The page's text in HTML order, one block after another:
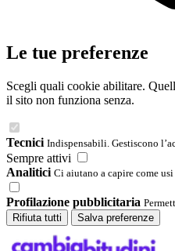
Le tue preferenze
Scegli quali cookie abilitare.
il sito non funziona senza.
Tecnici Indispensabili. Gestiscono
Sempre attivi
Analitici Ci aiutano a capire come
Profilazione pubblicitaria
Rifiuta tutti
Salva preferenze